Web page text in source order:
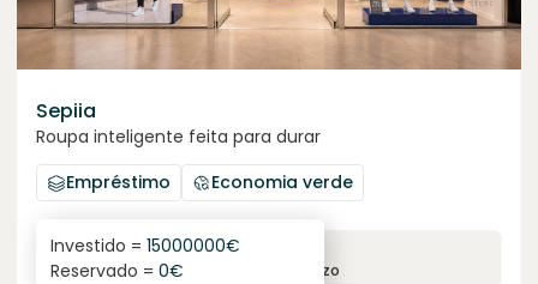
Sepiia
Roupa inteligente feita para durar
Empréstimo
Economia verde
7.8%
juro anual prazo
Investido = 15000000€
Reservado = 0€